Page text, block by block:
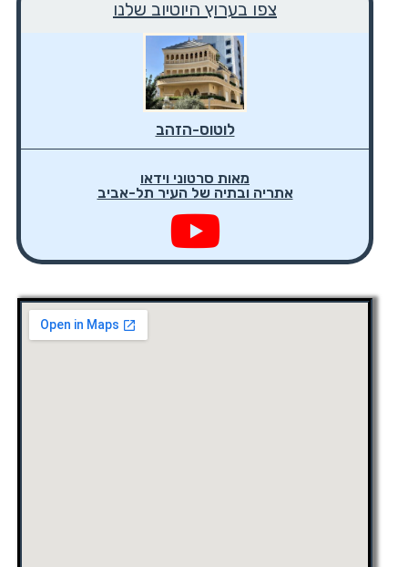
צפו בערוץ היוטיוב שלנו
לוטוס-הזהב
מאות סרטוני וידאו
אתריה ובתיה של העיר תל-אביב